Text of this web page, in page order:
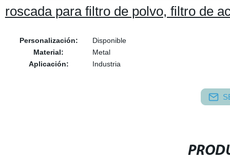
roscada para filtro de polvo, filtro de
Personalización:
Disponible
Material:
Metal
Aplicación:
Industria